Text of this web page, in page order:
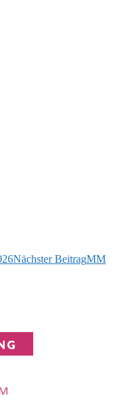
Nächster BeitragMM